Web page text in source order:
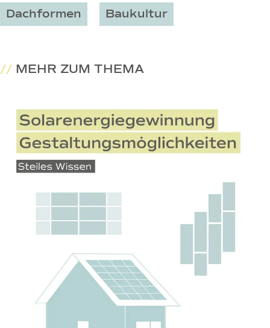
Dachformen Baukultur
// MEHR ZUM THEMA